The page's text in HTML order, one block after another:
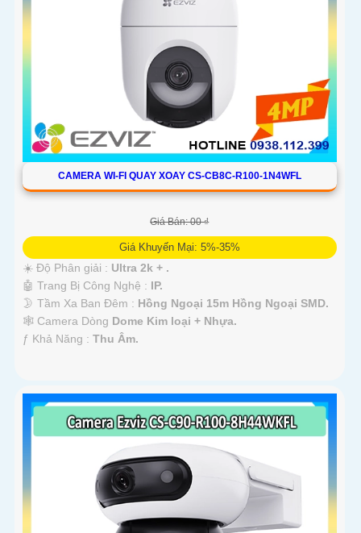
CAMERA WI-FI QUAY XOAY CS-CB8C-R100-1N4WFL
Giá Bán: 00 ₫
Giá Khuyến Mại: 5%-35%
☀️ Độ Phân giải : Ultra 2k + .
🤖️ Trang Bị Công Nghệ : IP.
🌛 Tầm Xa Ban Đêm : Hồng Ngoại 15m Hồng Ngoại SMD.
🕸️ Camera Dòng Dome Kim loại + Nhựa.
️ƒ Khả Năng : Thu Âm.